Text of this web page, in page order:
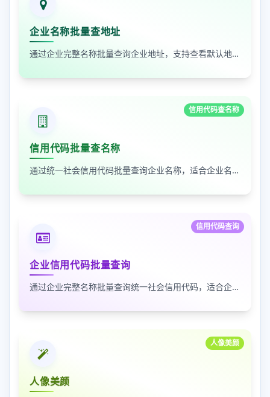
企业名称批量查地址
通过企业完整名称批量查询企业地址，支持查看默认地址、年报地址和注册地址，适合企业资料整理和工商信息核对
信用代码查名称
信用代码批量查名称
通过统一社会信用代码批量查询企业名称，适合企业名单核验、客户资料整理和工商信息补全
信用代码查询
企业信用代码批量查询
通过企业完整名称批量查询统一社会信用代码，适合企业资料整理、名单核验和工商信息匹配
人像美颜
人像美颜